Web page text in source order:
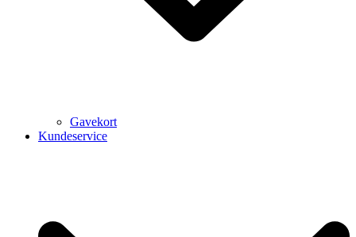
Gavekort
Kundeservice